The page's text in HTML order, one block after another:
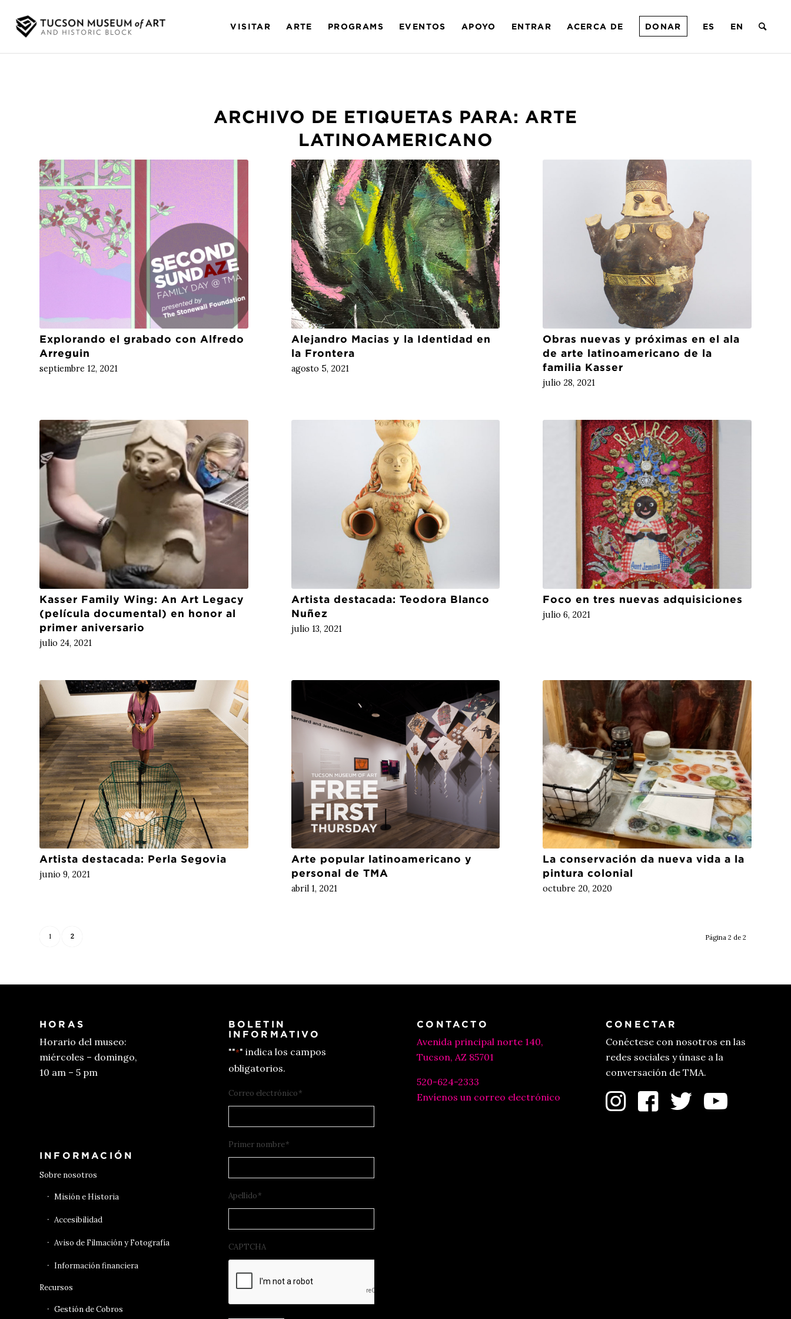
VISITAR ARTE PROGRAMS EVENTOS APOYO ENTRAR ACERCA DE DONAR ES EN
ARCHIVO DE ETIQUETAS PARA: ARTE
LATINOAMERICANO
Explorando el grabado con Alfredo
Arreguin
septiembre 12, 2021
Alejandro Macias y la Identidad en
la Frontera
agosto 5, 2021
Obras nuevas y próximas en el ala
de arte latinoamericano de la
familia Kasser
julio 28, 2021
Kasser Family Wing: An Art Legacy
(película documental) en honor al
primer aniversario
julio 24, 2021
Artista destacada: Teodora Blanco
Nuñez
julio 13, 2021
Foco en tres nuevas adquisiciones
julio 6, 2021
Artista destacada: Perla Segovia
junio 9, 2021
Arte popular latinoamericano y
personal de TMA
abril 1, 2021
La conservación da nueva vida a la
pintura colonial
octubre 20, 2020
Página 2 de 2
1 2
HORAS
Horario del museo:
miércoles – domingo,
10 am – 5 pm
INFORMACIÓN
Sobre nosotros
Misión e Historia
Accesibilidad
Aviso de Filmación y Fotografía
Información financiera
Recursos
Gestión de Cobros
BOLETIN
INFORMATIVO
""*" indica los campos
obligatorios.
Correo electrónico*
Primer nombre*
Apellido*
CAPTCHA
CONTACTO
Avenida principal norte 140,
Tucson, AZ 85701
520-624-2333
Envíenos un correo electrónico
CONECTAR
Conéctese con nosotros en las
redes sociales y únase a la
conversación de TMA.